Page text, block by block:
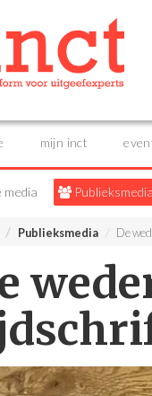
mijn inct
media Publieksmedia
Publieksmedia De